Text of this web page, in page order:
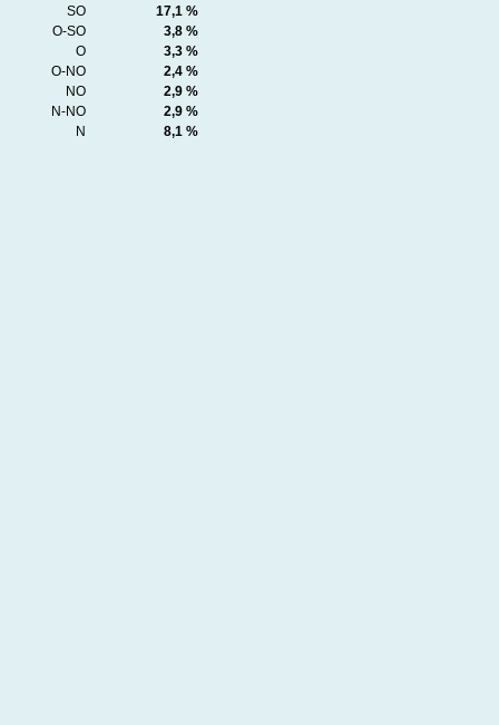
SO
17,1 %
O-SO
3,8 %
O
3,3 %
O-NO
2,4 %
NO
2,9 %
N-NO
2,9 %
N
8,1 %